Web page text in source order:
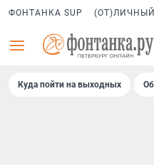
ФОНТАНКА SUP
Куда пойти на выходных